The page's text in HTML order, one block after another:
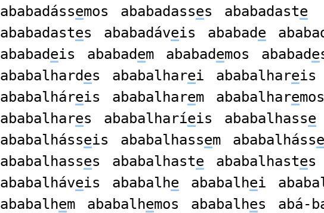
ababadássemos ababadasses ababadaste
ababadastes ababadáveis ababade
ababadeis ababadem ababademos ababade
ababalhardes ababalharei ababalhareis
ababalháreis ababalharem ababalharemos
ababalhares ababalharíeis ababalhasse
ababalhásseis ababalhassem ababalhásse
ababalhasses ababalhaste ababalhastes
ababalháveis ababalhe ababalhei
ababalhem ababalhemos ababalhes abá-